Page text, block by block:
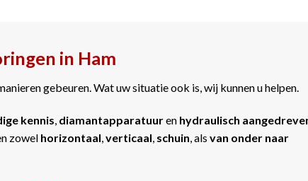
in Ham
gebeuren. Wat uw situatie ook is, wij kunnen u helpen.
kennis, diamantapparatuuren hydraulisch
zowel horizontaal,verticaal, schuin, als van onder naar